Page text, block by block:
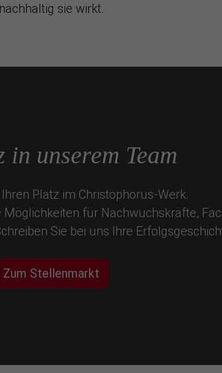
nachhaltig sie wirkt.
unserem Team
Platz im Christophorus-Werk.
für Nachwuchskräfte,
Sie bei uns Ihre
Zum Stellenmarkt